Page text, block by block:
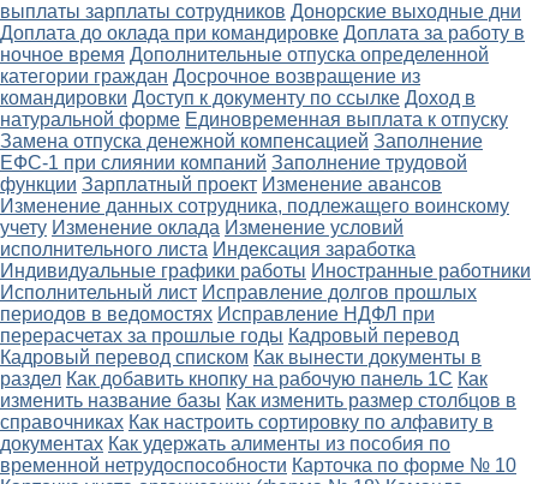
выплаты зарплаты сотрудников Донорские выходные дни
Доплата до оклада при командировке Доплата за работу в
ночное время Дополнительные отпуска определенной
категории граждан Досрочное возвращение из
командировки Доступ к документу по ссылке Доход в
натуральной форме Единовременная выплата к отпуску
Замена отпуска денежной компенсацией Заполнение
ЕФС-1 при слиянии компаний Заполнение трудовой
функции Зарплатный проект Изменение авансов
Изменение данных сотрудника, подлежащего воинскому
учету Изменение оклада Изменение условий
исполнительного листа Индексация заработка
Индивидуальные графики работы Иностранные работники
Исполнительный лист Исправление долгов прошлых
периодов в ведомостях Исправление НДФЛ при
перерасчетах за прошлые годы Кадровый перевод
Кадровый перевод списком Как вынести документы в
раздел Как добавить кнопку на рабочую панель 1С Как
изменить название базы Как изменить размер столбцов в
справочниках Как настроить сортировку по алфавиту в
документах Как удержать алименты из пособия по
временной нетрудоспособности Карточка по форме № 10